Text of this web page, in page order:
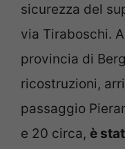
sicurezza del
via Tiraboschi.
provincia di
ricostruzioni,
passaggio
e 20 circa, è